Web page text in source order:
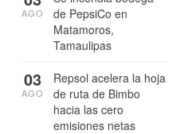
de PepsiCo en
Matamoros,
Tamaulipas
AGO
Repsol acelera la hoja
de ruta de Bimbo
hacia las cero
emisiones netas
03
AGO